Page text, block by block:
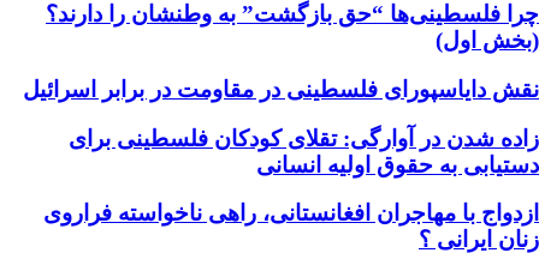
چرا فلسطینی‌ها “حق بازگشت” به وطنشان‌ را دارند؟
(بخش اول)
نقش دایاسپورای فلسطینی در مقاومت در برابر اسرائیل
زاده شدن در آوارگی: تقلای کودکان فلسطینی برای
دستیابی به حقوق اولیه انسانی
ازدواج با مهاجران افغانستانی، راهی ناخواسته فراروی
زنان ایرانی ؟